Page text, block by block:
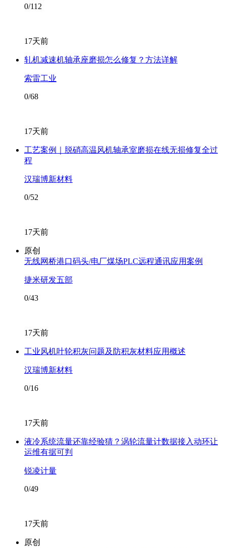
0/112
17天前
轧机减速机轴承座磨损怎么修复？方法详解
索雷工业
0/68
17天前
工艺案例｜脱硝高温风机轴承室磨损在线无损修复全过
程
汉瑞博新材料
0/52
17天前
原创
无线网桥港口码头/电厂煤场PLC远程通讯应用案例
捷米研发五部
0/43
17天前
工业风机叶轮积灰问题及防积灰材料应用概述
汉瑞博新材料
0/16
17天前
液冷系统流量还靠经验猜？涡轮流量计数据接入动环让
运维有据可判
锐凌计量
0/49
17天前
原创